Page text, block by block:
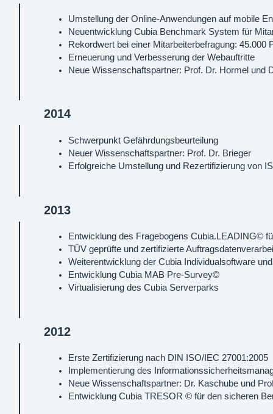
Umstellung der Online-Anwendungen auf mobile
Neuentwicklung Cubia Benchmark System für
Rekordwert bei einer Mitarbeiterbefragung: 45.000
Erneuerung und Verbesserung der Webauftritte
Neue Wissenschaftspartner: Prof. Dr. Hormel und
2014
Schwerpunkt Gefährdungsbeurteilung
Neuer Wissenschaftspartner: Prof. Dr. Brieger
Erfolgreiche Umstellung und Rezertifizierung von
2013
Entwicklung des Fragebogens Cubia.LEADING©
TÜV geprüfte und zertifizierte
Weiterentwicklung der Cubia Individualsoftware
Entwicklung Cubia MAB Pre-Survey©
Virtualisierung des Cubia Serverparks
2012
Erste Zertifizierung nach DIN ISO/IEC 27001:2005
Implementierung des
Neue Wissenschaftspartner: Dr. Kaschube und
Entwicklung Cubia TRESOR © für den sicheren